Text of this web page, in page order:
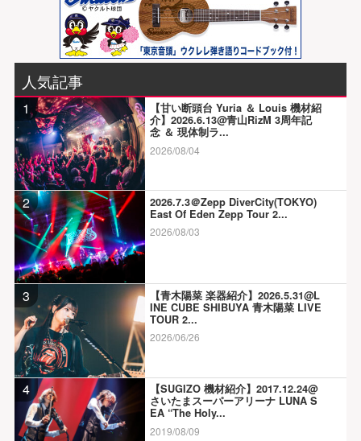
人気記事
1
【甘い断頭台 Yuria ＆ Louis 機材紹
介】2026.6.13@青山RizM 3周年記
念 ＆ 現体制ラ...
2026/08/04
2
2026.7.3＠Zepp DiverCity(TOKYO)
East Of Eden Zepp Tour 2...
2026/08/03
3
【青木陽菜 楽器紹介】2026.5.31@L
INE CUBE SHIBUYA 青木陽菜 LIVE
TOUR 2...
2026/06/26
4
【SUGIZO 機材紹介】2017.12.24@
さいたまスーパーアリーナ LUNA S
EA “The Holy...
2019/08/09